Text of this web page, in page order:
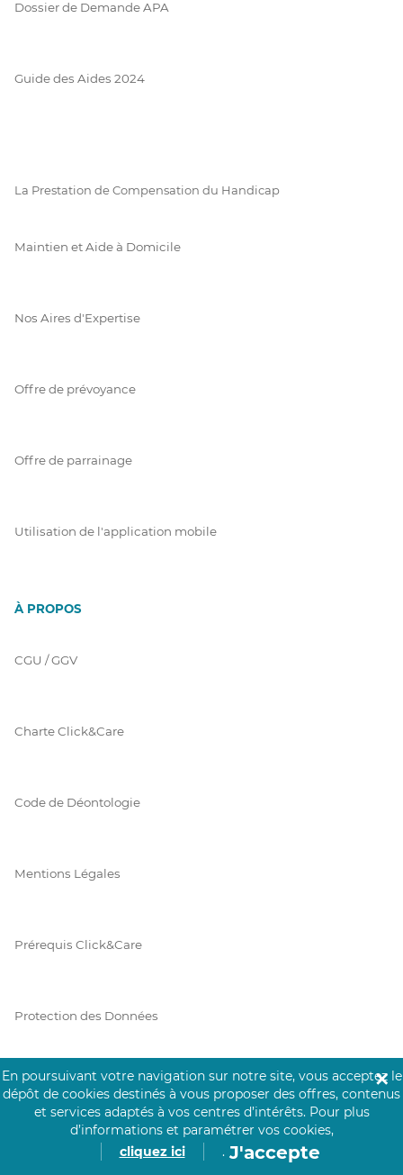
Dossier de Demande APA
Guide des Aides 2024
La Prestation de Compensation du Handicap
Maintien et Aide à Domicile
Nos Aires d'Expertise
Offre de prévoyance
Offre de parrainage
Utilisation de l'application mobile
À PROPOS
CGU / GGV
Charte Click&Care
Code de Déontologie
Mentions Légales
Prérequis Click&Care
Protection des Données
Vie Privée
En poursuivant votre navigation sur notre site, vous acceptez le
dépôt de cookies destinés à vous proposer des offres, contenus
et services adaptés à vos centres d’intérêts. Pour plus
d’informations et paramétrer vos cookies,
cliquez ici
. J'accepte
✕